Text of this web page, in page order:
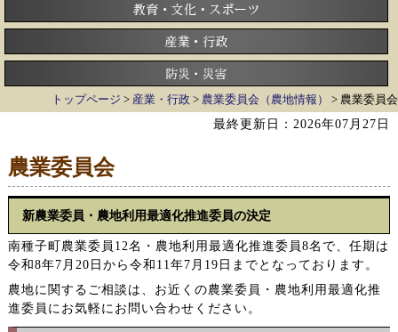
トップページ > 産業・行政 > 農業委員会（農地情報） > 農業委員会
最終更新日：2026年07月27日
農業委員会
新農業委員・農地利用最適化推進委員の決定
南種子町農業委員12名・農地利用最適化推進委員8名で、任期は
令和8年7月20日から令和11年7月19日までとなっております。
農地に関するご相談は、お近くの農業委員・農地利用最適化推
進委員にお気軽にお問い合わせください。